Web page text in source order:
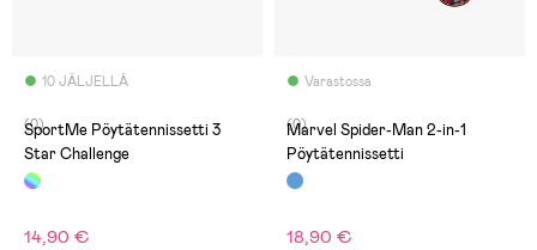
10 JÄLJELLÄ
(0)
SportMe Pöytätennissetti 3
Star Challenge
14,90 €
Varastossa
(0)
Marvel Spider-Man 2-in-1
Pöytätennissetti
18,90 €